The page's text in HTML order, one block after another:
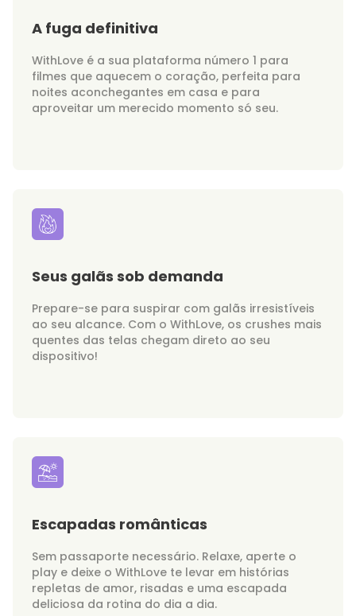
A fuga definitiva
WithLove é a sua plataforma número 1 para
filmes que aquecem o coração, perfeita para
noites aconchegantes em casa e para
aproveitar um merecido momento só seu.
Seus galãs sob demanda
Prepare-se para suspirar com galãs irresistíveis
ao seu alcance. Com o WithLove, os crushes mais
quentes das telas chegam direto ao seu
dispositivo!
Escapadas românticas
Sem passaporte necessário. Relaxe, aperte o
play e deixe o WithLove te levar em histórias
repletas de amor, risadas e uma escapada
deliciosa da rotina do dia a dia.